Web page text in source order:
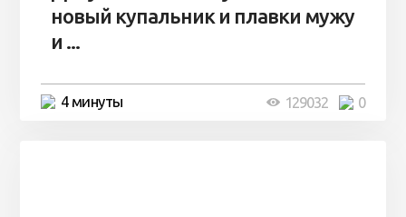
новый купальник и плавки мужу
и ...
4 минуты 0
129032